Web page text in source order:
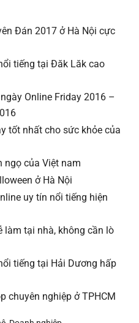
Đán 2017 ở Hà Nội cực
tiếng tại Đăk Lăk cao
Online Friday 2016 –
tốt nhất cho sức khỏe của
ngọ của Việt nam
ở Hà Nội
uy tín nổi tiếng hiện
làm tại nhà, không cần lò
tiếng tại Hải Dương hấp
chuyên nghiệp ở TPHCM